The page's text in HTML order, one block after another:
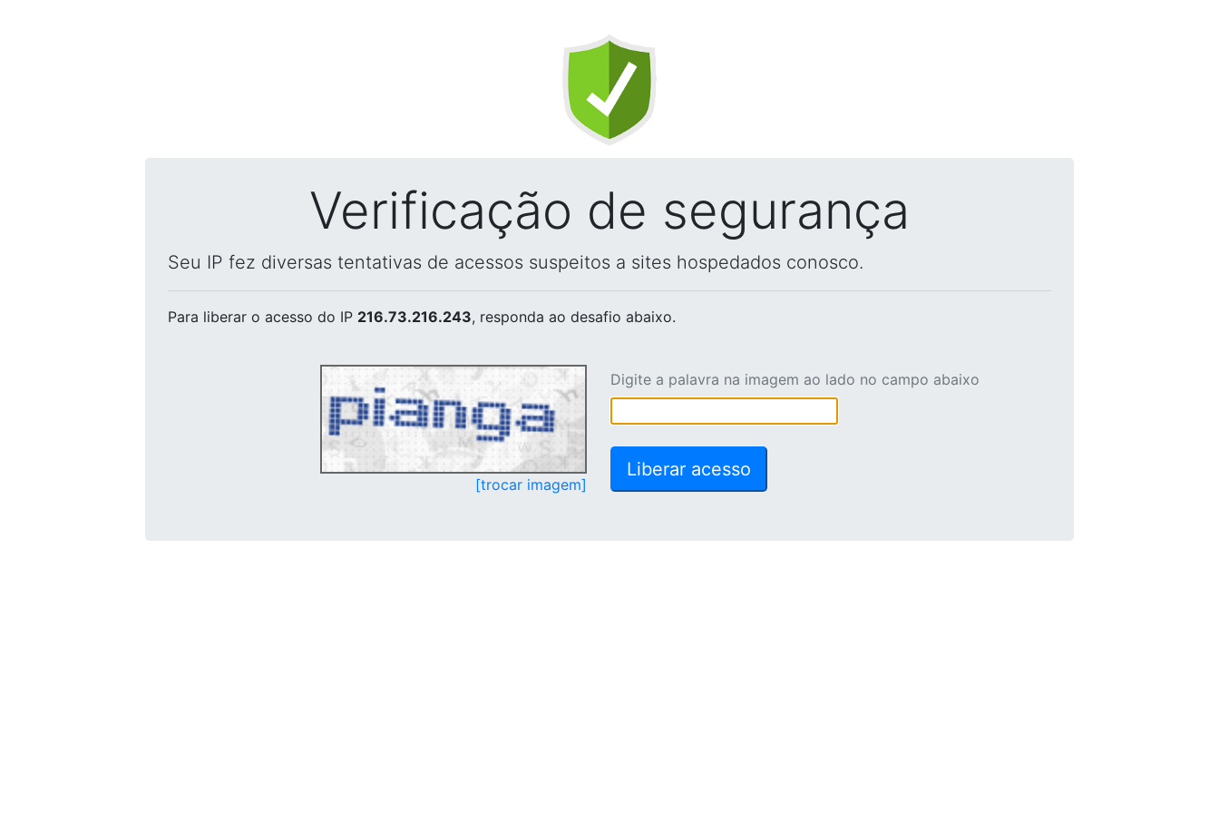
Verificação de segurança
Seu IP fez diversas tentativas de acessos suspeitos a sites hospedados conosco.
Para liberar o acesso do IP 216.73.216.243, responda ao desafio abaixo.
[trocar imagem]
Digite a palavra na imagem ao lado no campo abaixo